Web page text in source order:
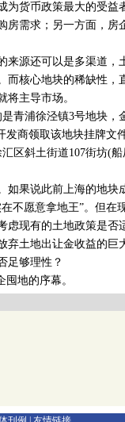
为货币政策最大的受益
房需求；另一方面，房
源还可以是多渠道，
而核心地块的稀缺性，
主导市场。
青浦徐泾镇3号地块，
发商领取该地块挂牌文
区斜土街道107街坊(
果说此前上海的地块
不愿意拿地王”。但在
虑现有的土地政策是否
弃土地出让金收益的巨
足够理性？
地的序幕。